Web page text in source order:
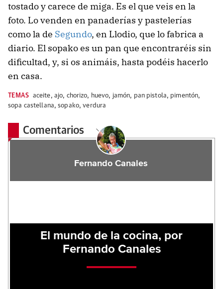
tostado y carece de miga. Es el que veis en la
foto. Lo venden en panaderías y pastelerías
como la de Segundo, en Llodio, que lo fabrica a
diario. El sopako es un pan que encontraréis sin
dificultad, y, si os animáis, hasta podéis hacerlo
en casa.
TEMAS aceite, ajo, chorizo, huevo, jamón, pan pistola, pimentón,
sopa castellana,sopako,verdura
Comentarios
Fernando Canales
El mundo de la cocina, por
Fernando Canales